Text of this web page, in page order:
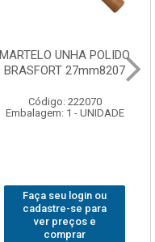
MARTELO UNHA POLIDO
BRASFORT 27mm8207
Código: 222070
Embalagem: 1 - UNIDADE
Faça seu login ou
cadastre-se para
ver preços e
comprar